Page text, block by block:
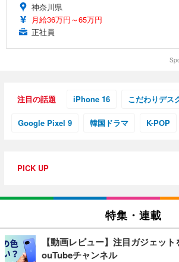
神奈川県
月給36万円～65万円
正社員
注目の話題 iPhone 16 こだわりデス
Google Pixel 9 韓国ドラマ K-POP
PICK UP
特集・連載
【動画レビュー】注目ガジェッ
ouTubeチャンネル